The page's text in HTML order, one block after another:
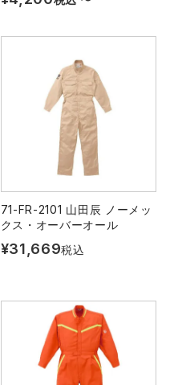
71-FR-2101 山田辰 ノーメッ
クス・オーバーオール
¥31,669税込